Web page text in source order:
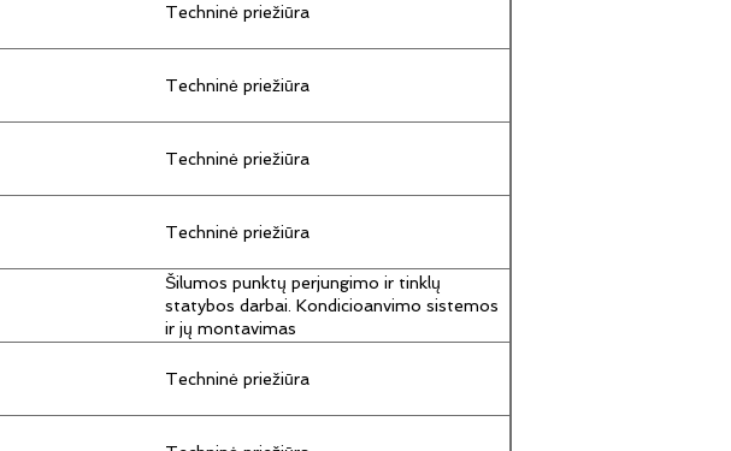
Techninė priežiūra
Techninė priežiūra
Techninė priežiūra
Techninė priežiūra
Šilumos punktų perjungimo ir tinklų
statybos darbai. Kondicioanvimo sistemos
ir jų montavimas
Techninė priežiūra